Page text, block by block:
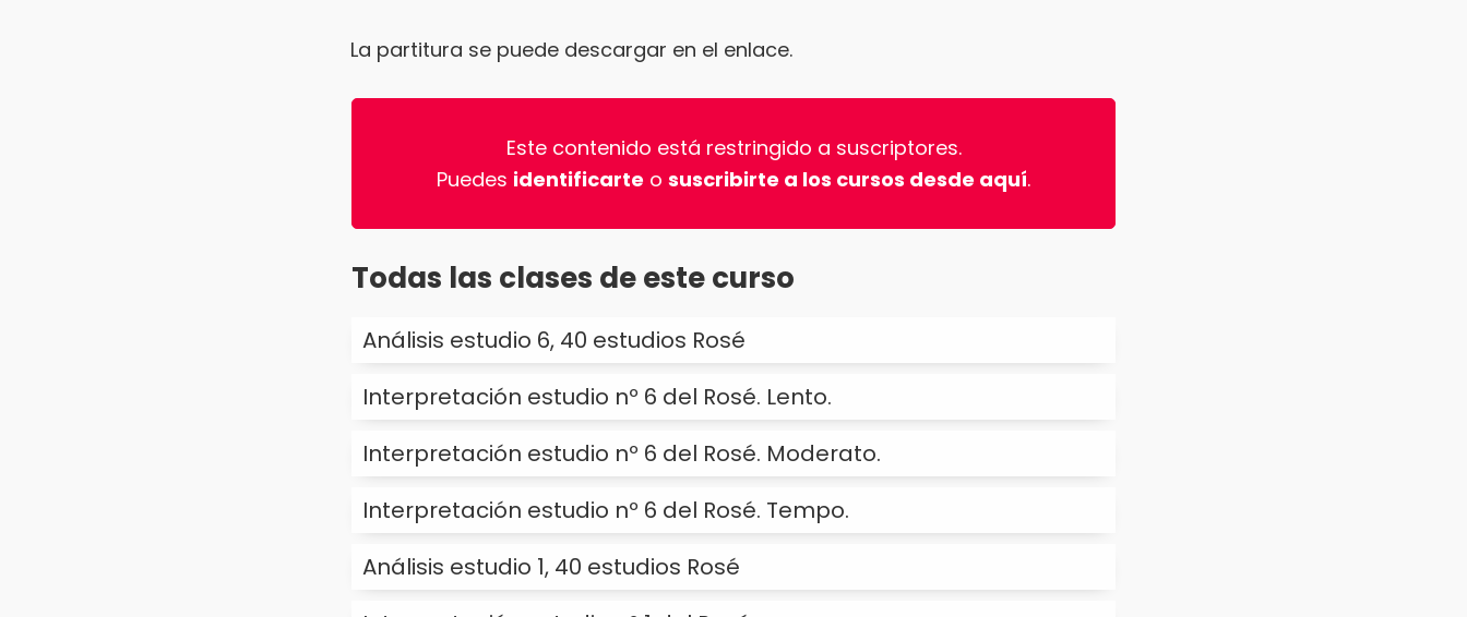
La partitura se puede descargar en el enlace.
Este contenido está restringido a suscriptores.
Puedes identificarte o suscribirte a los cursos desde aquí.
Todas las clases de este curso
Análisis estudio 6, 40 estudios Rosé
Interpretación estudio nº 6 del Rosé. Lento.
Interpretación estudio nº 6 del Rosé. Moderato.
Interpretación estudio nº 6 del Rosé. Tempo.
Análisis estudio 1, 40 estudios Rosé